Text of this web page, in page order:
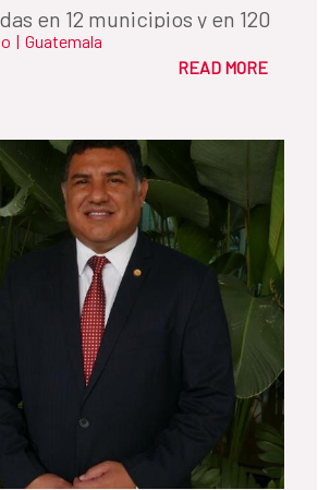
en 12 municipios y en 120
| Guatemala
READ MORE